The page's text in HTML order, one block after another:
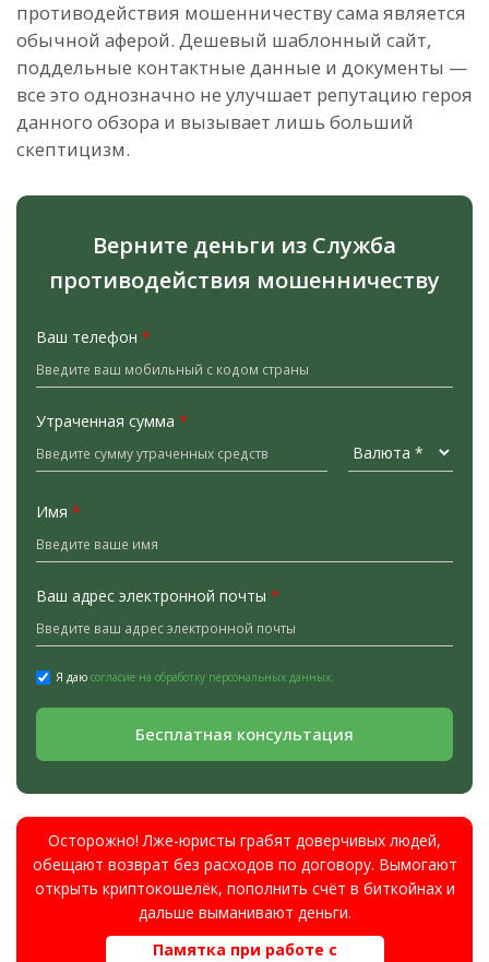
противодействия мошенничеству сама является
обычной аферой. Дешевый шаблонный сайт,
поддельные контактные данные и документы —
все это однозначно не улучшает репутацию героя
данного обзора и вызывает лишь больший
скептицизм.
Верните деньги из Служба
противодействия мошенничеству
Ваш телефон *
Утраченная сумма *
Имя *
Ваш адрес электронной почты *
Я даю согласие на обработку персональных данных.
Бесплатная консультация
Осторожно! Лже-юристы грабят доверчивых людей,
обещают возврат без расходов по договору. Вымогают
открыть криптокошелёк, пополнить счёт в биткойнах и
дальше выманивают деньги.
Памятка при работе с